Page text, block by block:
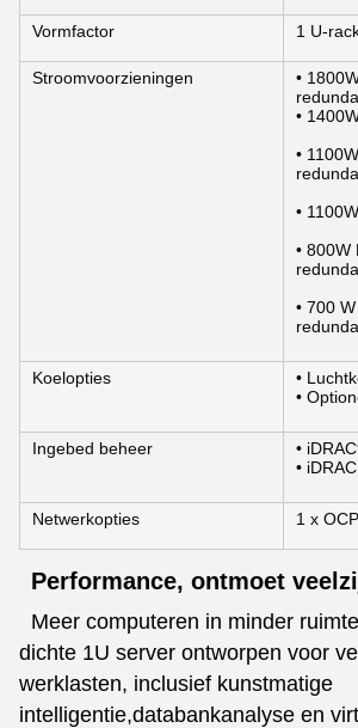
Vormfactor 1 U-
Stroomvoorzieningen
•
•
•
•
•
• 700
Koelopties
•
•
Ingebed beheer
•
•
Netwerkopties 1 x
Performance, ontmoet
Meer computeren in minder
dichte 1U server ontworpen voor
werklasten, inclusief kunstmatige
intelligentie,databankanalyse en